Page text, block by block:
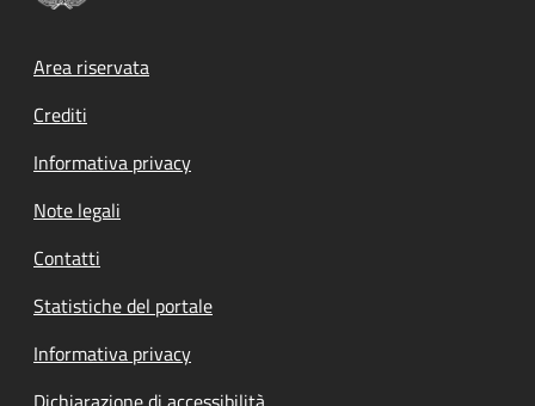
Footer menu
Area riservata
Crediti
Informativa privacy
Note legali
Contatti
Statistiche del portale
Informativa privacy